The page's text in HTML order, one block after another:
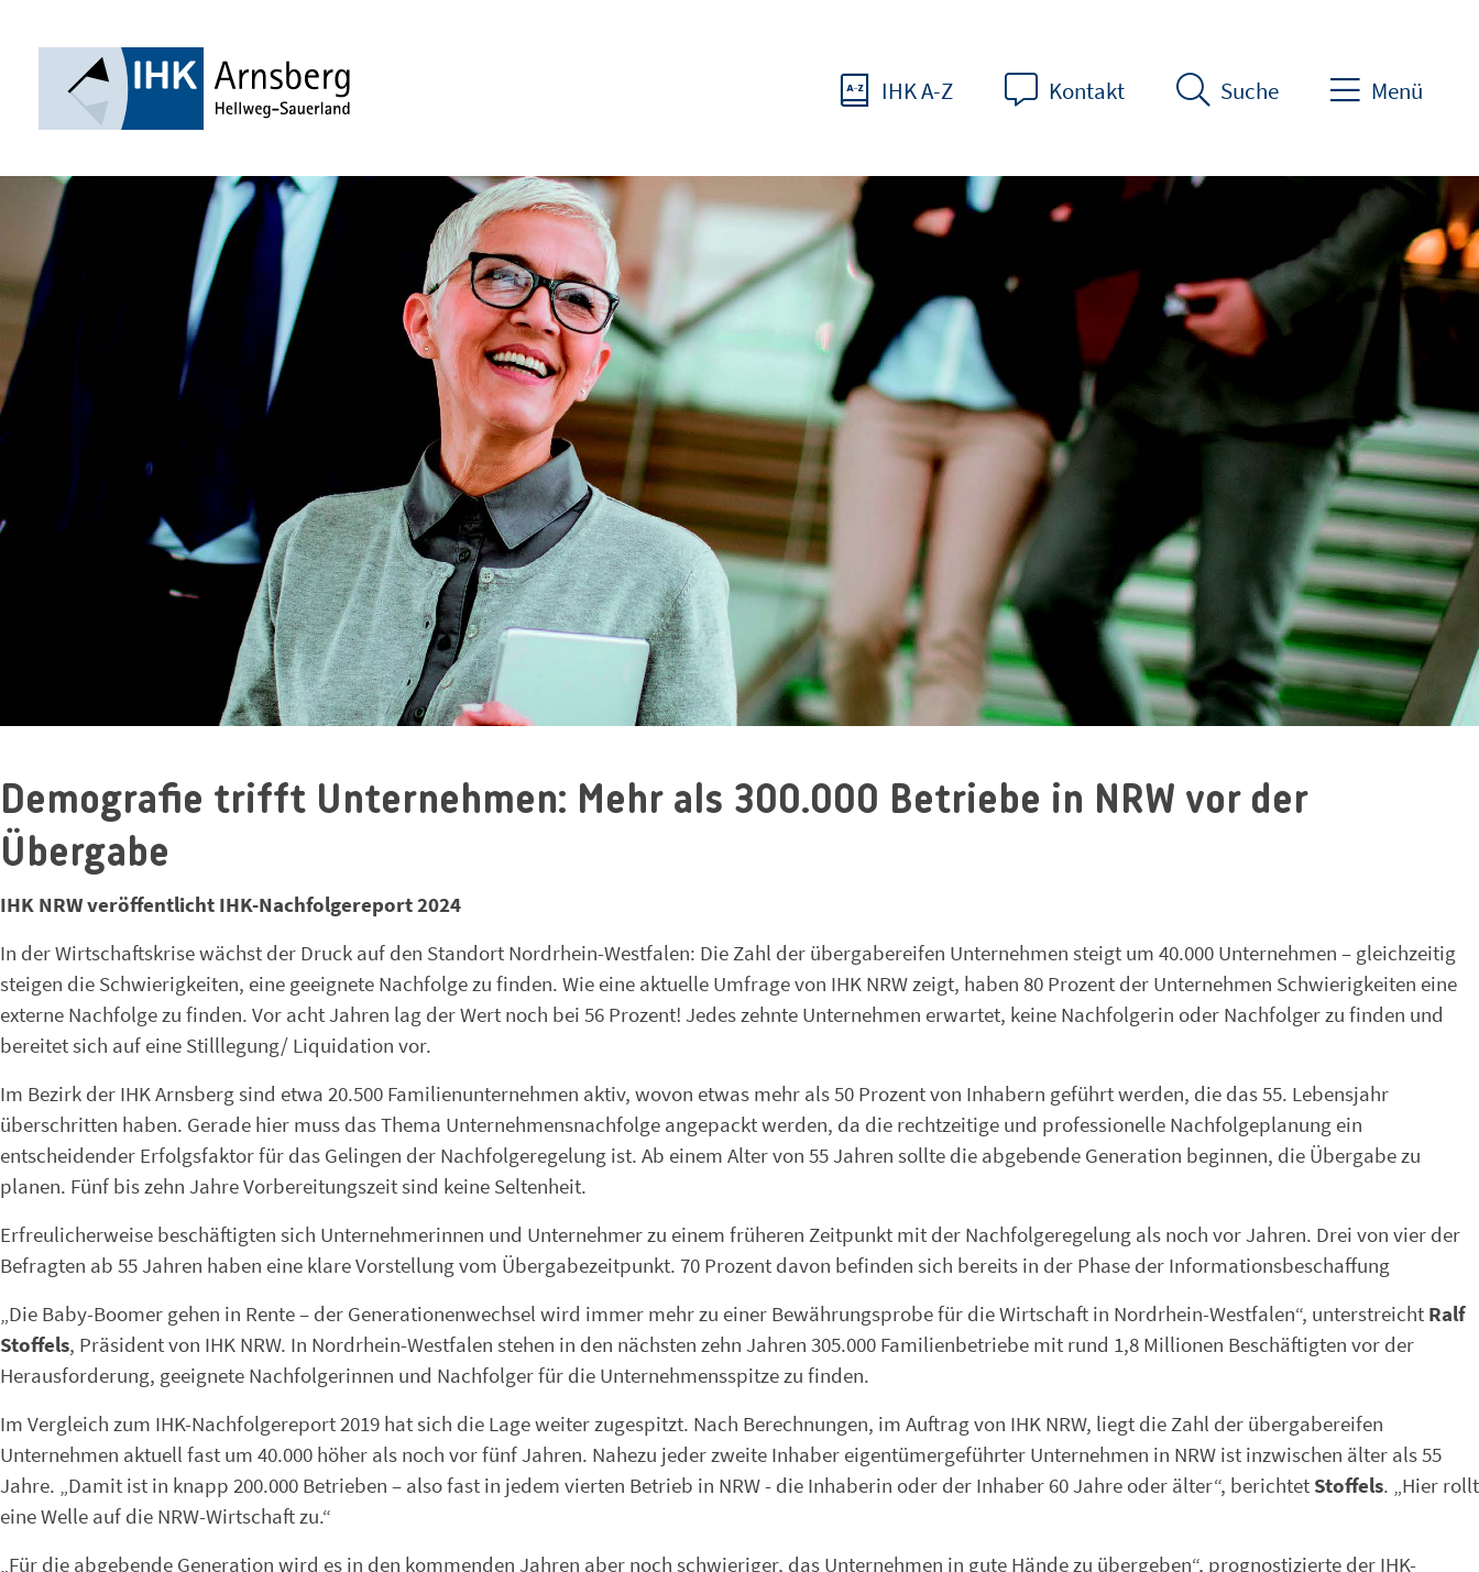
IHK A-Z Kontakt Suche Menü
Demografie trifft Unternehmen: Mehr als 300.000 Betriebe in NRW vor der
Übergabe
IHK NRW veröffentlicht IHK-Nachfolgereport 2024
In der Wirtschaftskrise wächst der Druck auf den Standort Nordrhein-Westfalen: Die Zahl der übergabereifen Unternehmen steigt um 40.000 Unternehmen – gleichzeitig
steigen die Schwierigkeiten, eine geeignete Nachfolge zu finden. Wie eine aktuelle Umfrage von IHK NRW zeigt, haben 80 Prozent der Unternehmen Schwierigkeiten eine
externe Nachfolge zu finden. Vor acht Jahren lag der Wert noch bei 56 Prozent! Jedes zehnte Unternehmen erwartet, keine Nachfolgerin oder Nachfolger zu finden und
bereitet sich auf eine Stilllegung/ Liquidation vor.
Im Bezirk der IHK Arnsberg sind etwa 20.500 Familienunternehmen aktiv, wovon etwas mehr als 50 Prozent von Inhabern geführt werden, die das 55. Lebensjahr
überschritten haben. Gerade hier muss das Thema Unternehmensnachfolge angepackt werden, da die rechtzeitige und professionelle Nachfolgeplanung ein
entscheidender Erfolgsfaktor für das Gelingen der Nachfolgeregelung ist. Ab einem Alter von 55 Jahren sollte die abgebende Generation beginnen, die Übergabe zu
planen. Fünf bis zehn Jahre Vorbereitungszeit sind keine Seltenheit.
Erfreulicherweise beschäftigten sich Unternehmerinnen und Unternehmer zu einem früheren Zeitpunkt mit der Nachfolgeregelung als noch vor Jahren. Drei von vier der
Befragten ab 55 Jahren haben eine klare Vorstellung vom Übergabezeitpunkt. 70 Prozent davon befinden sich bereits in der Phase der Informationsbeschaffung
„Die Baby-Boomer gehen in Rente – der Generationenwechsel wird immer mehr zu einer Bewährungsprobe für die Wirtschaft in Nordrhein-Westfalen“, unterstreicht Ralf
Stoffels, Präsident von IHK NRW. In Nordrhein-Westfalen stehen in den nächsten zehn Jahren 305.000 Familienbetriebe mit rund 1,8 Millionen Beschäftigten vor der
Herausforderung, geeignete Nachfolgerinnen und Nachfolger für die Unternehmensspitze zu finden.
Im Vergleich zum IHK-Nachfolgereport 2019 hat sich die Lage weiter zugespitzt. Nach Berechnungen, im Auftrag von IHK NRW, liegt die Zahl der übergabereifen
Unternehmen aktuell fast um 40.000 höher als noch vor fünf Jahren. Nahezu jeder zweite Inhaber eigentümergeführter Unternehmen in NRW ist inzwischen älter als 55
Jahre. „Damit ist in knapp 200.000 Betrieben – also fast in jedem vierten Betrieb in NRW - die Inhaberin oder der Inhaber 60 Jahre oder älter“, berichtet Stoffels. „Hier rollt
eine Welle auf die NRW-Wirtschaft zu.“
„Für die abgebende Generation wird es in den kommenden Jahren aber noch schwieriger, das Unternehmen in gute Hände zu übergeben“, prognostizierte der IHK-